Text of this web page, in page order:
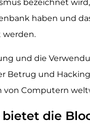
bezeichnet
haben und
werden.
und die
Betrug und
von Computern
die